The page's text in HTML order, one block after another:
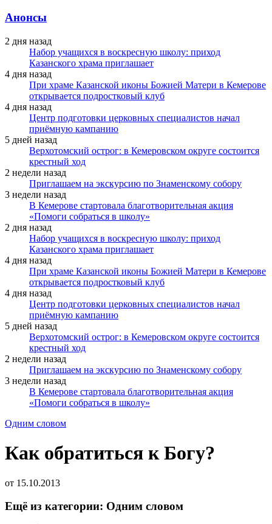
Анонсы
2 дня назад
Набор учащихся в воскресную школу: приход
Казанского храма приглашает
4 дня назад
При храме Казанской иконы Божией Матери в Кемерове
открывается подростковый клуб
4 дня назад
Центр подготовки церковных специалистов начал
приёмную кампанию
5 дней назад
Верхотомский острог: в Кемеровском округе состоится
крестный ход
2 недели назад
Приглашаем на экскурсию по Знаменскому собору
3 недели назад
В Кемерове стартовала благотворительная акция
«Помоги собраться в школу»
2 дня назад
Набор учащихся в воскресную школу: приход
Казанского храма приглашает
4 дня назад
При храме Казанской иконы Божией Матери в Кемерове
открывается подростковый клуб
4 дня назад
Центр подготовки церковных специалистов начал
приёмную кампанию
5 дней назад
Верхотомский острог: в Кемеровском округе состоится
крестный ход
2 недели назад
Приглашаем на экскурсию по Знаменскому собору
3 недели назад
В Кемерове стартовала благотворительная акция
«Помоги собраться в школу»
Одним словом
Как обратиться к Богу?
от 15.10.2013
Ещё из категории: Одним словом